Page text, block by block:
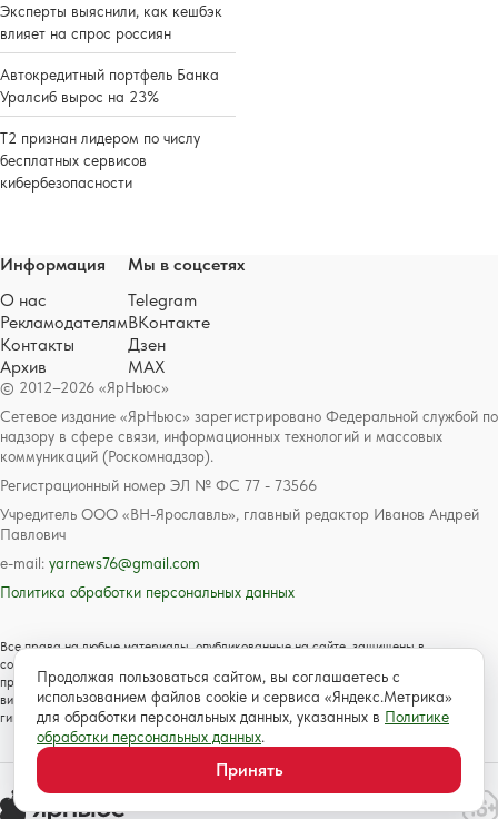
Эксперты выяснили, как кешбэк
влияет на спрос россиян
Автокредитный портфель Банка
Уралсиб вырос на 23%
Т2 признан лидером по числу
бесплатных сервисов
кибербезопасности
© 2012–2026 «ЯрНьюс»
Сетевое издание «ЯрНьюс» зарегистрировано Федеральной службой по
надзору в сфере связи, информационных технологий и массовых
коммуникаций (Роскомнадзор).
Регистрационный номер ЭЛ № ФС 77 - 73566
Учредитель ООО «ВН-Ярославль», главный редактор Иванов Андрей
Павлович
e-mail: yarnews76@gmail.com
Политика обработки персональных данных
Все права на любые материалы, опубликованные на сайте, защищены в
соответствии с российским и международным законодательством об авторском
праве и смежных правах. Любое использование текстовых, фото, аудио и
видеоматериалов возможно только с согласия правообладателя с обязательной
гиперссылкой на сайт https://www.yarnews.net; Для детей старше 16 лет.
Информация
О нас
Рекламодателям
Контакты
Архив
Мы в соцсетях
Telegram
ВКонтакте
Дзен
MAX
Продолжая пользоваться сайтом, вы соглашаетесь с
использованием файлов cookie и сервиса «Яндекс.Метрика»
для обработки персональных данных, указанных в Политике
обработки персональных данных.
Принять